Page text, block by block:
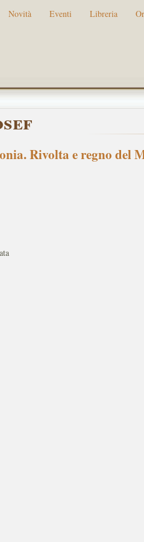
Novità Eventi Libreria
Rivolta e regno del